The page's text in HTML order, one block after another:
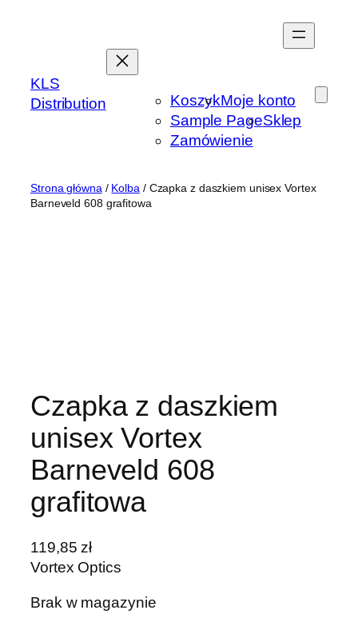
KLS
Distribution
KoszykMoje konto
Sample PageSklep
Zamówienie
Strona główna / Kolba / Czapka z daszkiem unisex Vortex
Barneveld 608 grafitowa
Czapka z daszkiem
unisex Vortex
Barneveld 608
grafitowa
119,85zł
Vortex Optics
Brak w magazynie